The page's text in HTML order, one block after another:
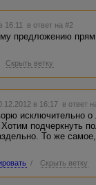
16:11 в ответ на #2
предложению
Скрыть ветку
в 16:17 в ответ
исключительно о
Хотим подчеркнуть
То же
/ Скрыть ветку